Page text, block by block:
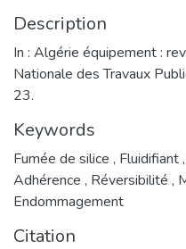
Description
In : Algérie équipement :
Nationale des Travaux
23.
Keywords
Fumée de silice , Fluidifiant,
Adhérence , Réversibilité ,
Endommagement
Citation